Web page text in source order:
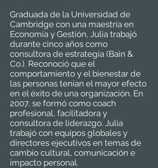
Graduada de la Universidad de
Cambridge con una maestría en
Economía y Gestión, Julia trabajó
durante cinco años como
consultora de estrategia (Bain &
Co.). Reconoció que el
comportamiento y el bienestar de
las personas tenían el mayor efecto
en el éxito de una organización. En
2007, se formó como coach
profesional, facilitadora y
consultora de liderazgo. Julia
trabajó con equipos globales y
directores ejecutivos en temas de
cambio cultural, comunicación e
impacto personal.